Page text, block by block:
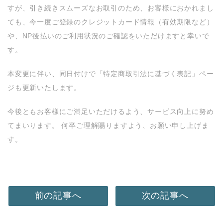
すが、引き続きスムーズなお取引のため、お客様におかれまし
ても、今一度ご登録のクレジットカード情報（有効期限など）
や、NP後払いのご利用状況のご確認をいただけますと幸いで
す。
本変更に伴い、同日付けで「特定商取引法に基づく表記」ペー
ジも更新いたします。
今後ともお客様にご満足いただけるよう、サービス向上に努め
てまいります。 何卒ご理解賜りますよう、お願い申し上げま
す。
前の記事へ 次の記事へ